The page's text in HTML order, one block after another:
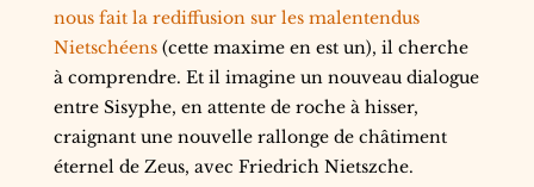
nous fait la rediffusion sur les malentendus
Nietschéens(cette maxime en est un), il cherche
à comprendre. Et il imagine un nouveau dialogue
entre Sisyphe, en attente de roche à hisser,
craignant une nouvelle rallonge de châtiment
éternel de Zeus, avec Friedrich Nietszche.